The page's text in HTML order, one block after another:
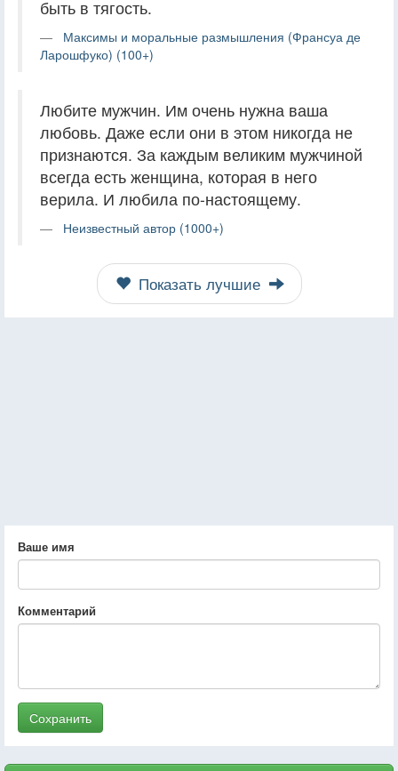
быть в тягость.
Максимы и моральные размышления (Франсуа де
Ларошфуко) (100+)
Любите мужчин. Им очень нужна ваша
любовь. Даже если они в этом никогда не
признаются. За каждым великим мужчиной
всегда есть женщина, которая в него
верила. И любила по-настоящему.
Неизвестный автор (1000+)
Показать лучшие
Ваше имя
Комментарий
Сохранить